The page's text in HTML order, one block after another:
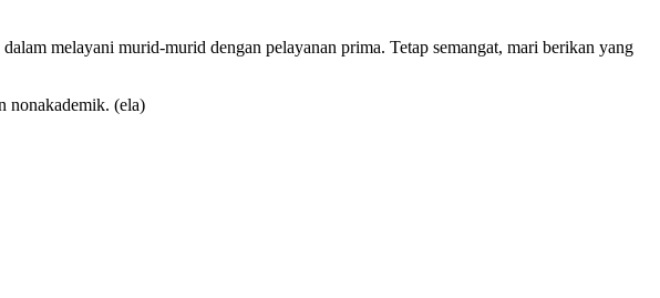
melayani murid-murid dengan pelayanan prima. Tetap semangat, mari berikan yang
nonakademik. (ela)